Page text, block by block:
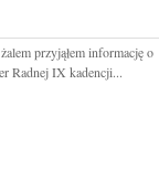
przyjąłem informację o
Radnej IX kadencji...